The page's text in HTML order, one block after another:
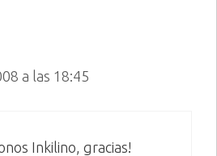
a las 18:45
Inkilino, gracias!